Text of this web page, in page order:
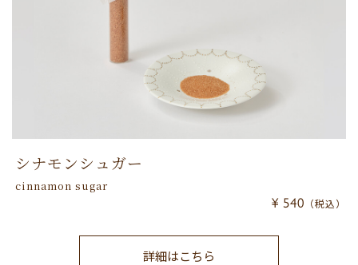
シナモンシュガー
cinnamon sugar
¥ 540 （税込）
詳細はこちら